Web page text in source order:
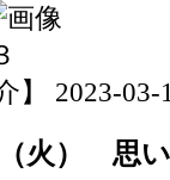
】 2023-
火） 思